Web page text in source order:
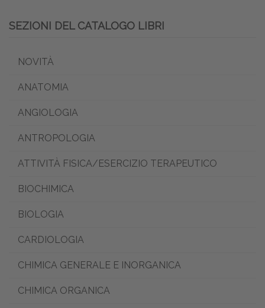
SEZIONI DEL CATALOGO LIBRI
NOVITÀ
ANATOMIA
ANGIOLOGIA
ANTROPOLOGIA
ATTIVITÀ FISICA/ESERCIZIO TERAPEUTICO
BIOCHIMICA
BIOLOGIA
CARDIOLOGIA
CHIMICA GENERALE E INORGANICA
CHIMICA ORGANICA